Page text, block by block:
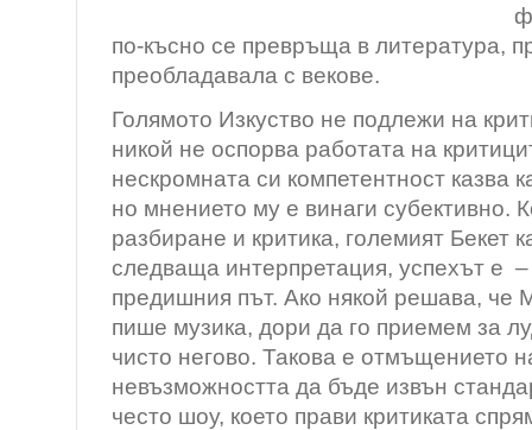
по-късно се превръща в литература,
преобладавала с векове.
Голямото Изкуство не подлежи на
никой не оспорва работата на
нескромната си компетентност казва
но мнението му е винаги субективно.
разбиране и критика, големият Бекет
следваща интерпретация, успехът е –
предишния път. Ако някой решава, че
пише музика, дори да го приемем за
чисто негово. Такова е отмъщението
невъзможността да бъде извън
често шоу, което прави критиката